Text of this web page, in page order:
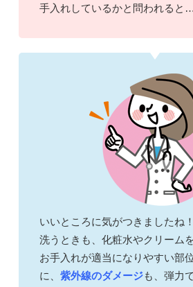
手入れしているかと問われると…
いいところに気がつきましたね
洗うときも、化粧水やクリーム
お手入れが適当になりやすい部
に、紫外線のダメージも、弾力